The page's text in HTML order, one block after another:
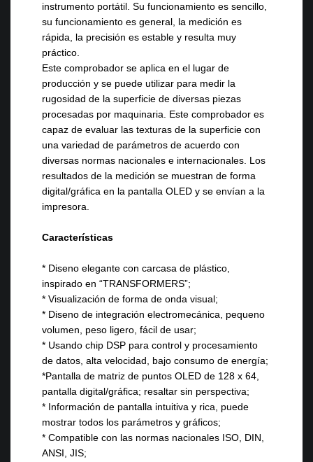
instrumento portátil. Su funcionamiento es sencillo,
su funcionamiento es general, la medición es
rápida, la precisión es estable y resulta muy
práctico.
Este comprobador se aplica en el lugar de
producción y se puede utilizar para medir la
rugosidad de la superficie de diversas piezas
procesadas por maquinaria. Este comprobador es
capaz de evaluar las texturas de la superficie con
una variedad de parámetros de acuerdo con
diversas normas nacionales e internacionales. Los
resultados de la medición se muestran de forma
digital/gráfica en la pantalla OLED y se envían a la
impresora.
Características
* Diseno elegante con carcasa de plástico,
inspirado en “TRANSFORMERS”;
* Visualización de forma de onda visual;
* Diseno de integración electromecánica, pequeno
volumen, peso ligero, fácil de usar;
* Usando chip DSP para control y procesamiento
de datos, alta velocidad, bajo consumo de energía;
*Pantalla de matriz de puntos OLED de 128 x 64,
pantalla digital/gráfica; resaltar sin perspectiva;
* Información de pantalla intuitiva y rica, puede
mostrar todos los parámetros y gráficos;
* Compatible con las normas nacionales ISO, DIN,
ANSI, JIS;